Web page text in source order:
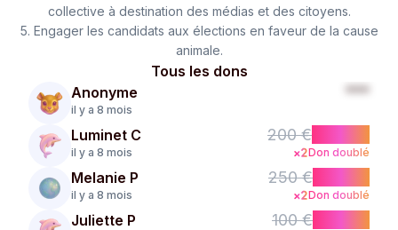
collective à destination des médias et des citoyens.
5. Engager les candidats aux élections en faveur de la cause
animale.
Tous les dons
Anonyme
il y a 8 mois
***
Luminet C
il y a 8 mois
200 €
Don doublé
Melanie P
il y a 8 mois
250 €
Don doublé
Juliette P 100 €